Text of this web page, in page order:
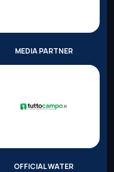
MEDIA PARTNER
OFFICIAL WATER